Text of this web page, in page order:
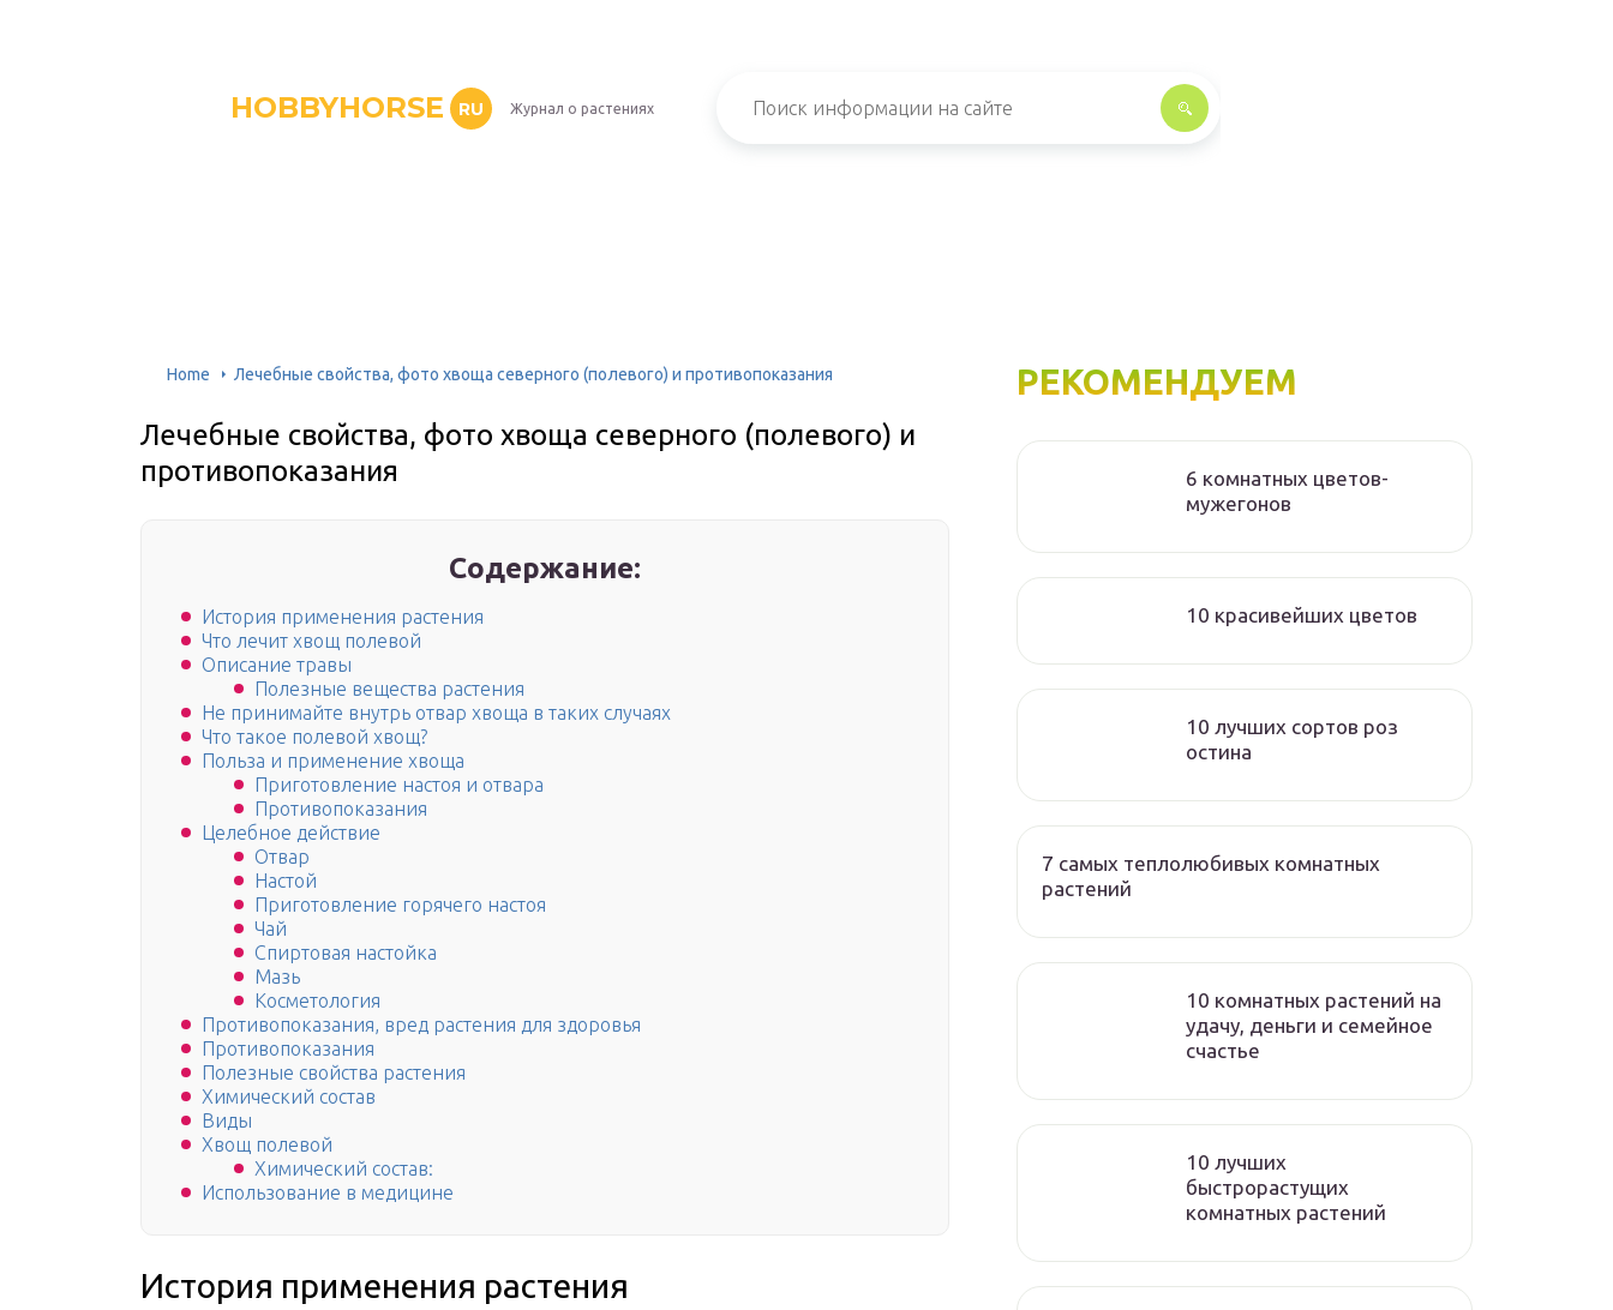
HOBBYHORSE RU Журнал о растениях
Home Лечебные свойства, фото хвоща северного (полевого) и противопоказания
Лечебные свойства, фото хвоща северного (полевого) и
противопоказания
Содержание:
История применения растения
Что лечит хвощ полевой
Описание травы
Полезные вещества растения
Не принимайте внутрь отвар хвоща в таких случаях
Что такое полевой хвощ?
Польза и применение хвоща
Приготовление настоя и отвара
Противопоказания
Целебное действие
Отвар
Настой
Приготовление горячего настоя
Чай
Спиртовая настойка
Мазь
Косметология
Противопоказания, вред растения для здоровья
Противопоказания
Полезные свойства растения
Химический состав
Виды
Хвощ полевой
Химический состав:
Использование в медицине
История применения растения
РЕКОМЕНДУЕМ
6 комнатных цветов-
мужегонов
10 красивейших цветов
10 лучших сортов роз
остина
7 самых теплолюбивых комнатных
растений
10 комнатных растений на
удачу, деньги и семейное
счастье
10 лучших
быстрорастущих
комнатных растений